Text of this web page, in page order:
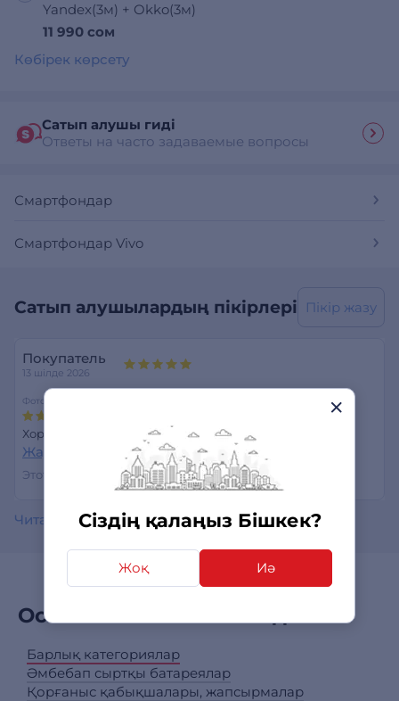
Сіздің қалаңыз Бішкек?
Жоқ Иә
Yandex(3м) + Okko(3м)
11 990 сом
Көбірек көрсету
Сатып алушы гиді
Ответы на часто задаваемые вопросы
Смартфондар
Смартфондар Vivo
Сатып алушылардың пікірлері Пікір жазу
Покупатель
13 шілде 2026
Фотокамера
Хороший телефон, камера крутая.
Жауап беру
Этот отзыв был полезен? 0
Читать все отзывы
Осы өніммен сатып алдым
Барлық категориялар
Әмбебап сыртқы батареялар
Қорғаныс қабықшалары, жапсырмалар